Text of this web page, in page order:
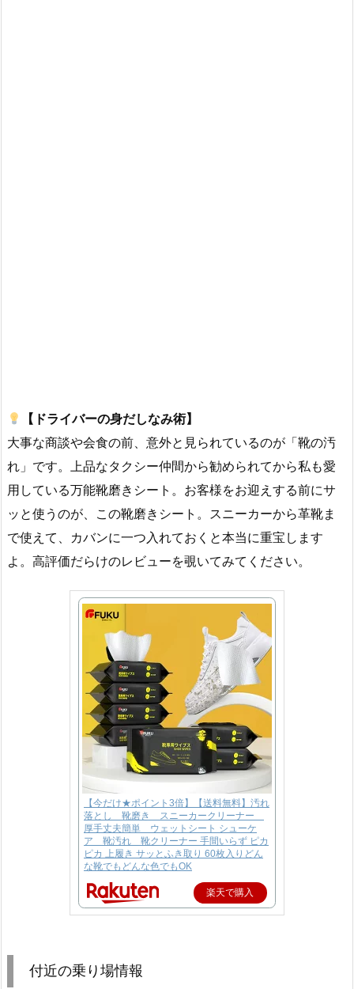
【ドライバーの身だしなみ術】
大事な商談や会食の前、意外と見られているのが「靴の汚
れ」です。上品なタクシー仲間から勧められてから私も愛
用している万能靴磨きシート。お客様をお迎えする前にサ
ッと使うのが、この靴磨きシート。スニーカーから革靴ま
で使えて、カバンに一つ入れておくと本当に重宝します
よ。高評価だらけのレビューを覗いてみてください。
【今だけ★ポイント3倍】【送料無料】汚れ
落とし 靴磨き スニーカークリーナー
厚手丈夫簡単 ウェットシート シューケ
ア 靴汚れ 靴クリーナー 手間いらず ピカ
ピカ 上履き サッとふき取り 60枚入りどん
な靴でもどんな色でもOK
楽天で購入
付近の乗り場情報